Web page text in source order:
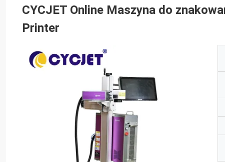
CYCJET Online Maszyna do
Printer